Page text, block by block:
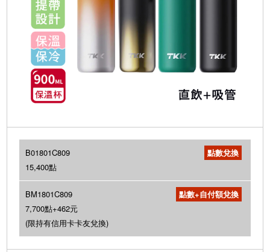
B01801C809
15,400點
BM1801C809
7,700點+462元
(限持有信用卡卡友兌換)